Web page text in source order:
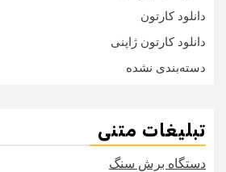
دانلود کارتون
دانلود کارتون ژاپنی
دسته‌بندی نشده
تبلیغات متنی
دستگاه برش سنگ